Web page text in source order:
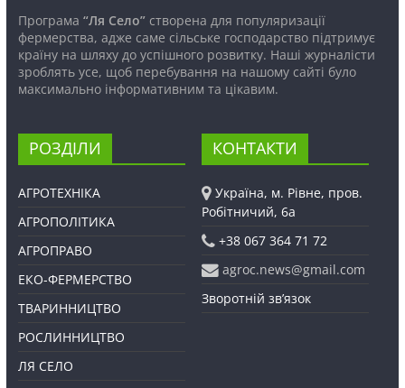
Програма “Ля Село”створена для популяризації
фермерства, адже саме сільське господарство підтримує
країну на шляху до успішного розвитку. Наші журналісти
зроблять усе, щоб перебування на нашому сайті було
максимально інформативним та цікавим.
РОЗДІЛИ
АГРОТЕХНІКА
АГРОПОЛІТИКА
АГРОПРАВО
ЕКО-ФЕРМЕРСТВО
ТВАРИННИЦТВО
РОСЛИННИЦТВО
ЛЯ СЕЛО
КОНТАКТИ
Україна, м. Рівне, пров.
Робітничий, 6а
+38 067 364 71 72
agroc.news@gmail.com
Зворотній зв’язок